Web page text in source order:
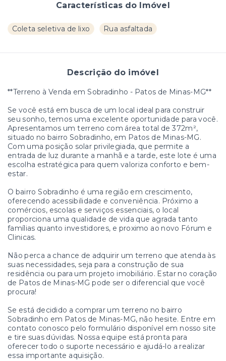
Características do Imóvel
Coleta seletiva de lixo Rua asfaltada
Descrição do imóvel
**Terreno à Venda em Sobradinho - Patos de Minas-MG**
Se você está em busca de um local ideal para construir
seu sonho, temos uma excelente oportunidade para você.
Apresentamos um terreno com área total de 372m²,
situado no bairro Sobradinho, em Patos de Minas-MG.
Com uma posição solar privilegiada, que permite a
entrada de luz durante a manhã e a tarde, este lote é uma
escolha estratégica para quem valoriza conforto e bem-
estar.
O bairro Sobradinho é uma região em crescimento,
oferecendo acessibilidade e conveniência. Próximo a
comércios, escolas e serviços essenciais, o local
proporciona uma qualidade de vida que agrada tanto
famílias quanto investidores, e proximo ao novo Fórum e
Clinicas.
Não perca a chance de adquirir um terreno que atenda às
suas necessidades, seja para a construção de sua
residência ou para um projeto imobiliário. Estar no coração
de Patos de Minas-MG pode ser o diferencial que você
procura!
Se está decidido a comprar um terreno no bairro
Sobradinho em Patos de Minas-MG, não hesite. Entre em
contato conosco pelo formulário disponível em nosso site
e tire suas dúvidas. Nossa equipe está pronta para
oferecer todo o suporte necessário e ajudá-lo a realizar
essa importante aquisição.